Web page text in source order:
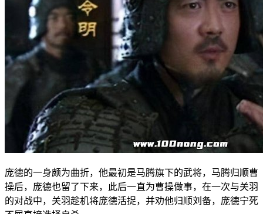
庞德的一身颇为曲折，他最初是马腾旗下的武将，马腾归顺曹
操后，庞德也留了下来，此后一直为曹操做事，在一次与关羽
的对战中，关羽趁机将庞德活捉，并劝他归顺刘备，庞德宁死